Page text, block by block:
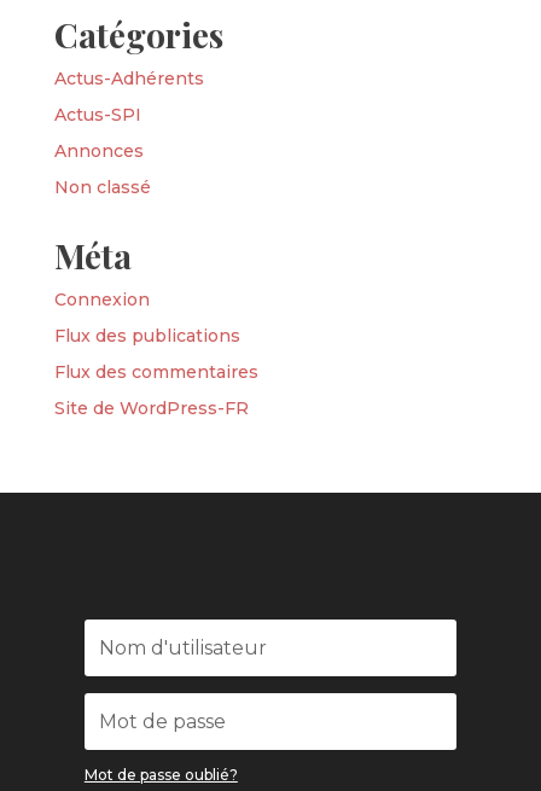
Catégories
Actus-Adhérents
Actus-SPI
Annonces
Non classé
Méta
Connexion
Flux des publications
Flux des commentaires
Site de WordPress-FR
Mot de passe oublié?